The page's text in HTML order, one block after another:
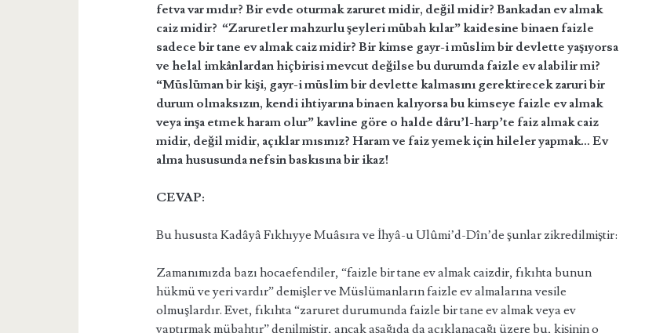
fetva var mıdır? Bir evde oturmak zaruret midir, değil midir? Bankadan ev almak
caiz midir? “Zaruretler mahzurlu şeyleri mübah kılar” kaidesine binaen faizle
sadece bir tane ev almak caiz midir? Bir kimse gayr-i müslim bir devlette yaşıyorsa
ve helal imkânlardan hiçbirisi mevcut değilse bu durumda faizle ev alabilir mi?
“Müslüman bir kişi, gayr-i müslim bir devlette kalmasını gerektirecek zaruri bir
durum olmaksızın, kendi ihtiyarına binaen kalıyorsa bu kimseye faizle ev almak
veya inşa etmek haram olur” kavline göre o halde dâru’l-harp’te faiz almak caiz
midir, değil midir, açıklar mısınız? Haram ve faiz yemek için hileler yapmak… Ev
alma hususunda nefsin baskısına bir ikaz!
CEVAP:
Bu hususta Kadâyâ Fıkhıyye Muâsıra ve İhyâ-u Ulûmi’d-Dîn’de şunlar zikredilmiştir:
Zamanımızda bazı hocaefendiler, “faizle bir tane ev almak caizdir, fıkıhta bunun
hükmü ve yeri vardır” demişler ve Müslümanların faizle ev almalarına vesile
olmuşlardır. Evet, fıkıhta “zaruret durumunda faizle bir tane ev almak veya ev
yaptırmak mübahtır” denilmiştir, ancak aşağıda da açıklanacağı üzere bu, kişinin o